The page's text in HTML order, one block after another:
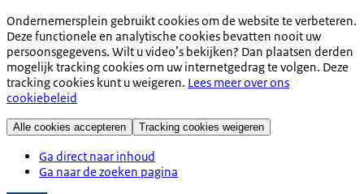
Ondernemersplein gebruikt cookies om de website te verbeteren.
Deze functionele en analytische cookies bevatten nooit uw
persoonsgegevens. Wilt u video’s bekijken? Dan plaatsen derden
mogelijk tracking cookies om uw internetgedrag te volgen. Deze
tracking cookies kunt u weigeren. Lees meer over ons
cookiebeleid
Alle cookies accepteren Tracking cookies weigeren
Ga direct naar inhoud
Ga naar de zoeken pagina